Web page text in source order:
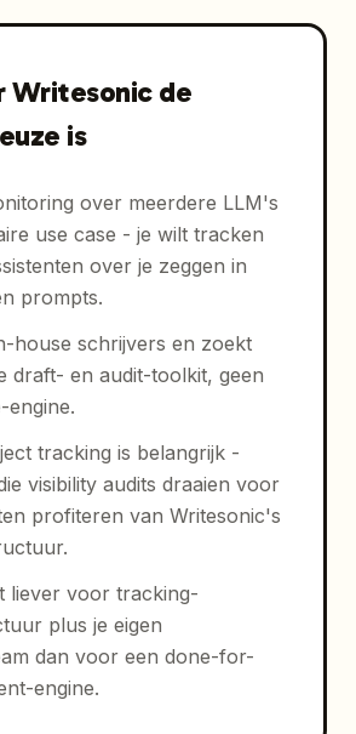
Writesonic de
is
over meerdere LLM's
use case - je wilt tracken
over je zeggen in
prompts.
house schrijvers en zoekt
draft- en audit-toolkit, geen
engine.
tracking is belangrijk -
visibility audits draaien voor
profiteren van Writesonic's
liever voor tracking-
plus je eigen
dan voor een done-for-
engine.